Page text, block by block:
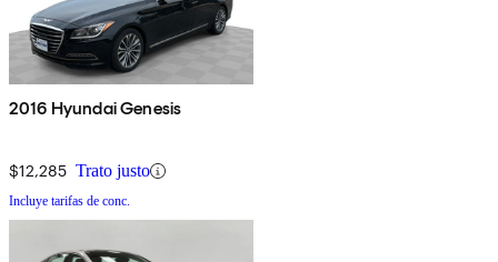
2016 Hyundai Genesis
$12,285 Trato justo
Incluye tarifas de conc.